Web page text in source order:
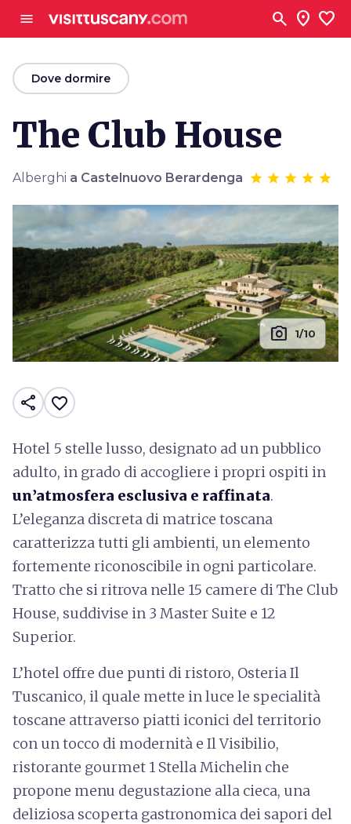
menu search location_on favorite
arrow_backDove dormire
The Club House
Alberghi a Castelnuovo Berardenga
photo_camera 1/10
share favorite_border
Hotel 5 stelle lusso, designato ad un pubblico
adulto, in grado di accogliere i propri ospiti in
un’atmosfera esclusiva e raffinata.
L’eleganza discreta di matrice toscana
caratterizza tutti gli ambienti, un elemento
fortemente riconoscibile in ogni particolare.
Tratto che si ritrova nelle 15 camere di The Club
House, suddivise in 3 Master Suite e 12
Superior.
L’hotel offre due punti di ristoro, Osteria Il
Tuscanico, il quale mette in luce le specialità
toscane attraverso piatti iconici del territorio
con un tocco di modernità e Il Visibilio,
ristorante gourmet 1 Stella Michelin che
propone menu degustazione alla cieca, una
deliziosa scoperta gastronomica dei sapori del